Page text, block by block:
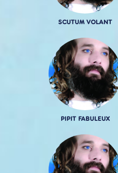
SCUTUM VOLANT
PIPIT FABULEUX